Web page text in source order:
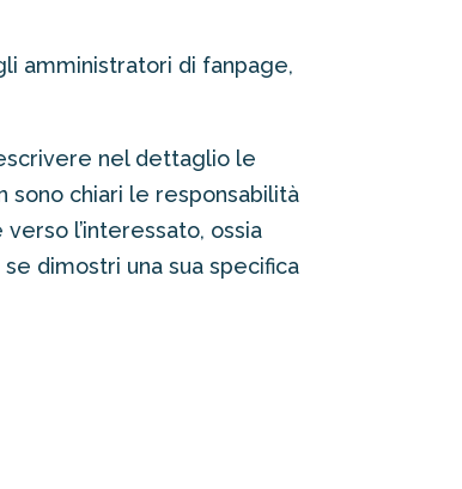
amministratori di fanpage,
nel dettaglio le
sono chiari le responsabilità
l’interessato, ossia
dimostri una sua specifica